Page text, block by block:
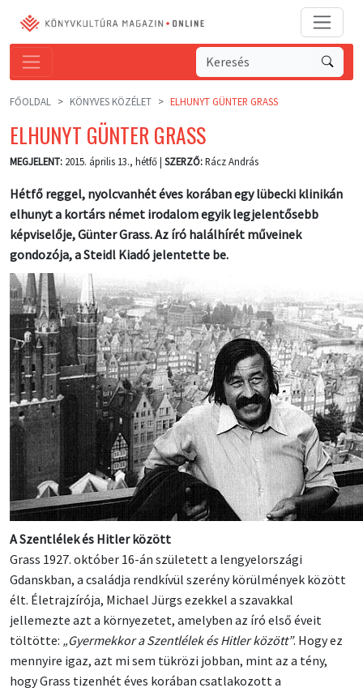
FŐOLDAL KÖNYVES KÖZÉLET ELHUNYT GÜNTER GRASS
ELHUNYT GÜNTER GRASS
MEGJELENT: 2015. április 13., hétfő | SZERZŐ:Rácz András
Hétfő reggel, nyolcvanhét éves korában egy lübecki klinikán
elhunyt a kortárs német irodalom egyik legjelentősebb
képviselője, Günter Grass. Az író halálhírét műveinek
gondozója, a Steidl Kiadó jelentette be.
A Szentlélek és Hitler között
Grass 1927. október 16-án született a lengyelországi
Gdanskban, a családja rendkívül szerény körülmények között
élt. Életrajzírója, Michael Jürgs ezekkel a szavakkal
jellemezte azt a környezetet, amelyben az író első éveit
töltötte: „Gyermekkor a Szentlélek és Hitler között”. Hogy ez
mennyire igaz, azt mi sem tükrözi jobban, mint az a tény,
hogy Grass tizenhét éves korában csatlakozott a